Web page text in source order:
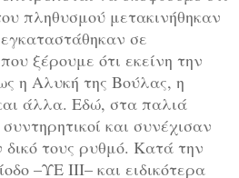
πληθυσμού μετακινήθηκαν
σε
ξέρουμε ότι εκείνη την
η Αλυκή της Βούλας, η
άλλα. Εδώ, στα παλιά
και συνέχισαν
τους ρυθμό. Κατά την
–ΥΕ III– και ειδικότερα